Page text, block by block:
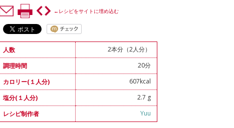
←レシピをサイトに埋め込む
人数
2本分（2人分）
調理時間
20分
カロリー(１人分)
607kcal
塩分(１人分)
2.7 g
レシピ制作者
Yuu